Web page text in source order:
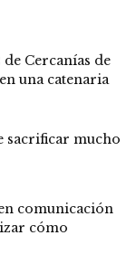
Cercanías de
una catenaria
sacrificar mucho
comunicación
cómo